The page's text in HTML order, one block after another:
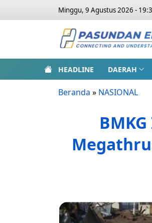
Minggu, 9 Agustus 2026 -
HEADLINE DAERAH
Beranda » NASIONAL